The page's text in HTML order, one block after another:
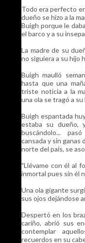
Todo era perfecto
dueño se hizo a la
Buigh porque le
el barco y a su
La madre de su
no siguiera a su hijo
Buigh maulló
hasta que una
triste noticia a la
una ola se tragó a
Buigh espantada
estaba su dueño,
buscándolo...
cansada y sin ganas
norte del país, se
"Llévame con él al
inmortal pues sin él
Una ola gigante
sus ojos dejándose
Despertó en los
cariño, abrió sus
contemplar
recuerdos en su